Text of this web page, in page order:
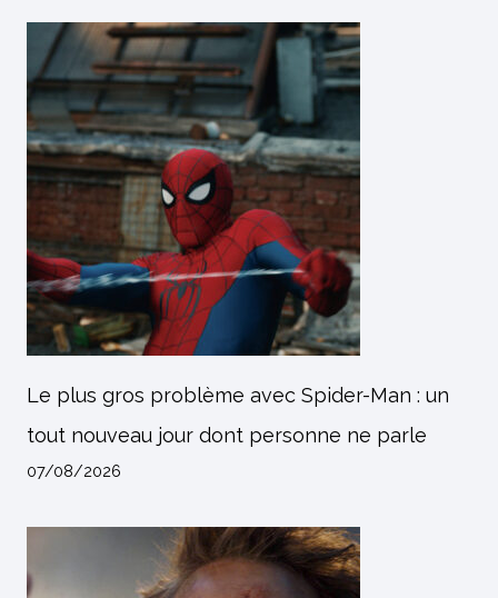
Le plus gros problème avec Spider-Man : un
tout nouveau jour dont personne ne parle
07/08/2026